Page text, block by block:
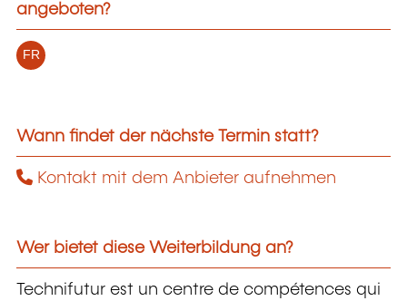
angeboten?
FR
Wann findet der nächste Termin statt?
Kontakt mit dem Anbieter aufnehmen
Wer bietet diese Weiterbildung an?
Technifutur est un centre de compétences qui